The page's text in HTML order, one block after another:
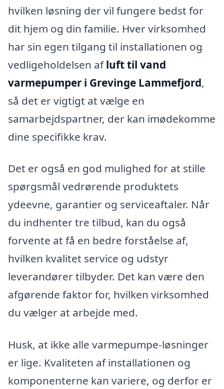
hvilken løsning der vil fungere bedst for
dit hjem og din familie. Hver virksomhed
har sin egen tilgang til installationen og
vedligeholdelsen afluft til vand
varmepumper i Grevinge Lammefjord,
så det er vigtigt at vælge en
samarbejdspartner, der kan imødekomme
dine specifikke krav.
Det er også en god mulighed for at stille
spørgsmål vedrørende produktets
ydeevne, garantier og serviceaftaler. Når
du indhenter tre tilbud, kan du også
forvente at få en bedre forståelse af,
hvilken kvalitet service og udstyr
leverandører tilbyder. Det kan være den
afgørende faktor for, hvilken virksomhed
du vælger at arbejde med.
Husk, at ikke alle varmepumpe-løsninger
er lige. Kvaliteten af installationen og
komponenterne kan variere, og derfor er